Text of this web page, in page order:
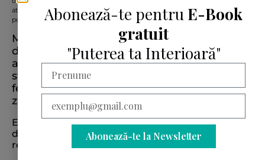
atitudine
pozitivă.
Modalități
de
a
stimula
fericirea
zilnică
Exerciții
de
recunoștință
Abonează-te pentru E-Book
gratuit
"Puterea ta Interioară"
Abonează-te la Newsletter